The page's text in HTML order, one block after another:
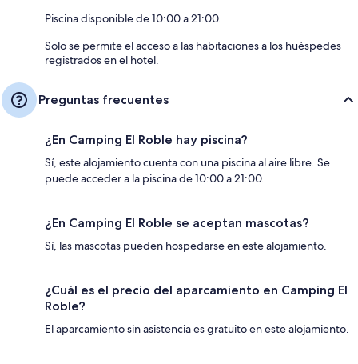
Piscina disponible de 10:00 a 21:00.
Solo se permite el acceso a las habitaciones a los huéspedes
registrados en el hotel.
Preguntas frecuentes
¿En Camping El Roble hay piscina?
Sí, este alojamiento cuenta con una piscina al aire libre. Se
puede acceder a la piscina de 10:00 a 21:00.
¿En Camping El Roble se aceptan mascotas?
Sí, las mascotas pueden hospedarse en este alojamiento.
¿Cuál es el precio del aparcamiento en Camping El
Roble?
El aparcamiento sin asistencia es gratuito en este alojamiento.